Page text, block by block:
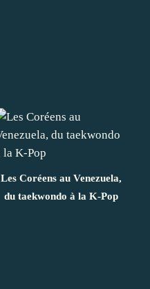
Les Coréens au Venezuela,
du taekwondo à la K-Pop